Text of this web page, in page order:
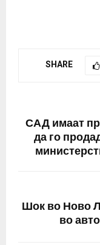
SHARE
САД имаат
да го
Шок во Ново
во